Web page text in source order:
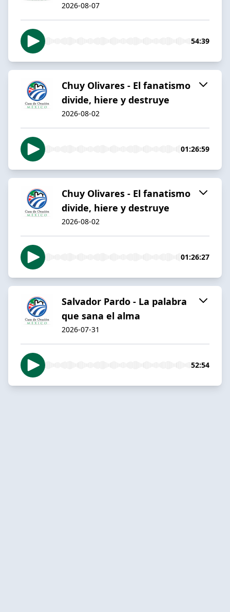
2026-08-07
54:39
Chuy Olivares - El fanatismo
divide, hiere y destruye
2026-08-02
01:26:59
Chuy Olivares - El fanatismo
divide, hiere y destruye
2026-08-02
01:26:27
Salvador Pardo - La palabra
que sana el alma
2026-07-31
52:54